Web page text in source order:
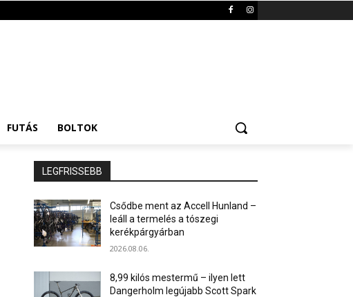
FUTÁS BOLTOK
LEGFRISSEBB
Csődbe ment az Accell Hunland –
leáll a termelés a tószegi
kerékpárgyárban
2026.08.06.
8,99 kilós mestermű – ilyen lett
Dangerholm legújabb Scott Spark